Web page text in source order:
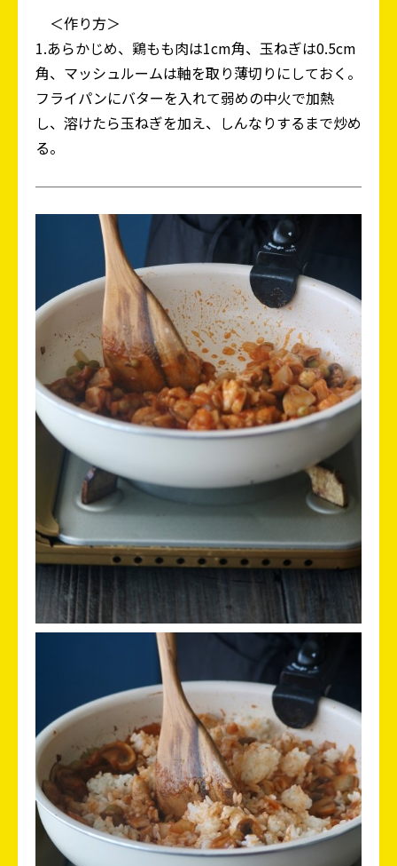
＜作り方＞
1.あらかじめ、鶏もも肉は1cm角、玉ねぎは0.5cm
角、マッシュルームは軸を取り薄切りにしておく。
フライパンにバターを入れて弱めの中火で加熱
し、溶けたら玉ねぎを加え、しんなりするまで炒め
る。